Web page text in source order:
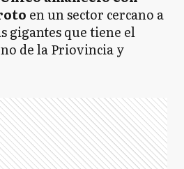
en un sector cercano a
gigantes que tiene el
de la Priovincia y